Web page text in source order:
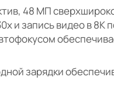
48 МП
и запись видео в 8K
зарядки